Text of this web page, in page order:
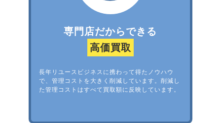
専門店だからできる
高価買取
長年リユースビジネスに携わって得たノウハウ
で、管理コストを大きく削減しています。削減し
た管理コストはすべて買取額に反映しています。